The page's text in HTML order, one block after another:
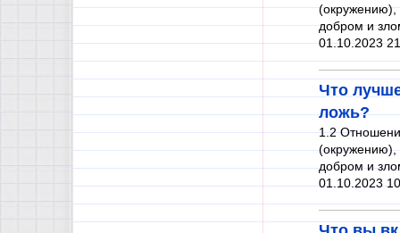
(окружению),
добром и
01.10.2023
Что
ложь?
1.2
(окружению),
добром и
01.10.2023